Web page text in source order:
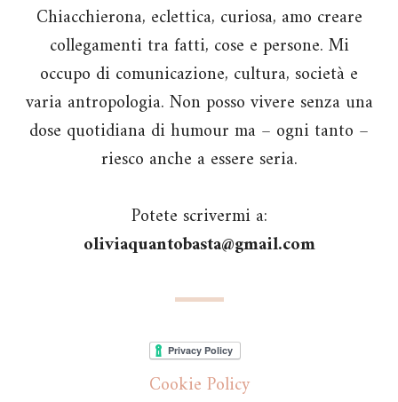
Chiacchierona, eclettica, curiosa, amo creare
collegamenti tra fatti, cose e persone. Mi
occupo di comunicazione, cultura, società e
varia antropologia. Non posso vivere senza una
dose quotidiana di humour ma – ogni tanto –
riesco anche a essere seria.
Potete scrivermi a:
oliviaquantobasta@gmail.com
Cookie Policy